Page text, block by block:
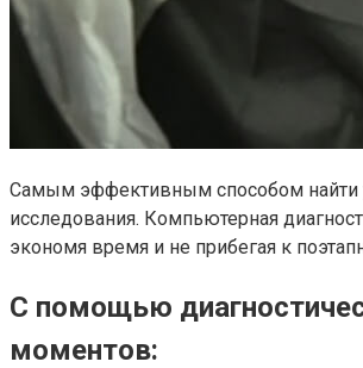
Самым эффективным способом найти
исследования. Компьютерная
экономя время и не прибегая к
С помощью
моментов: